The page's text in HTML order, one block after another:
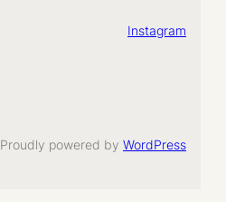
Instagram
Proudly powered by WordPress